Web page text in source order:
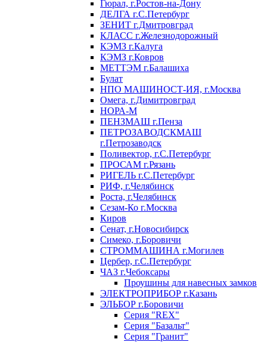
Гюрал, г.Ростов-на-Дону
ДЕЛГА г.С.Петербург
ЗЕНИТ г.Дмитровград
КЛАСС г.Железнодорожный
КЭМЗ г.Калуга
КЭМЗ г.Ковров
МЕТТЭМ г.Балашиха
Булат
НПО МАШИНОСТ-ИЯ, г.Москва
Омега, г.Димитровград
НОРА-М
ПЕНЗМАШ г.Пенза
ПЕТРОЗАВОДСКМАШ
г.Петрозаводск
Поливектор, г.С.Петербург
ПРОСАМ г.Рязань
РИГЕЛЬ г.С.Петербург
РИФ, г.Челябинск
Роста, г.Челябинск
Сезам-Ко г.Москва
Киров
Сенат, г.Новосибирск
Симеко, г.Боровичи
СТРОММАШИНА г.Могилев
Цербер, г.С.Петербург
ЧАЗ г.Чебоксары
Проушины для навесных замков
ЭЛЕКТРОПРИБОР г.Казань
ЭЛЬБОР г.Боровичи
Серия "REX"
Серия "Базальт"
Серия "Гранит"